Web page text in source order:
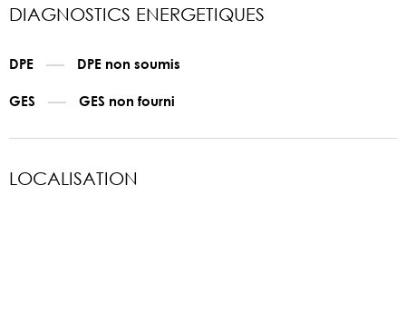
DIAGNOSTICS ENERGETIQUES
DPE DPE non soumis
GES GES non fourni
LOCALISATION